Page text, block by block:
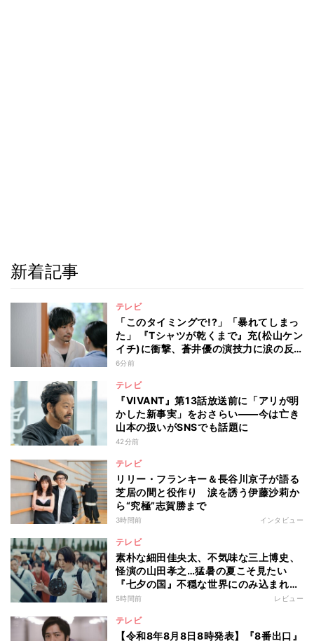
新着記事
テレビ
「このタイミングで!?」「暴れてしまっ
た」 『Tシャツが乾くまで』充(松山ケン
イチ)に衝撃、蒼井優の演技力に涙の反
響も
6分前
テレビ
『VIVANT』第13話放送前に「アリが明
かした新事実」をおさらい――今は亡き
山本の扱いがSNSでも話題に
42分前
テレビ
リリー・フランキー＆長谷川京子が語る
芝居の間と役作り 涙を誘う伊藤沙莉か
ら“究極”志賀勝まで
3時間前 インタビュー
テレビ
素朴な細田佳央太、不気味な三上博史、
怪演の山田孝之…猛暑の夏こそ見たい
『七夕の国』不穏な世界にのみ込まれる
超常ミステリー
5時間前 レビュー
テレビ
【令和8年8月8日8時発表】『8番出口』